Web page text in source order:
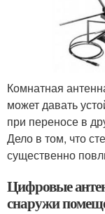
Комнатная
может давать
при переносе в
Дело в том, что
существенно
Цифровые
снаружи